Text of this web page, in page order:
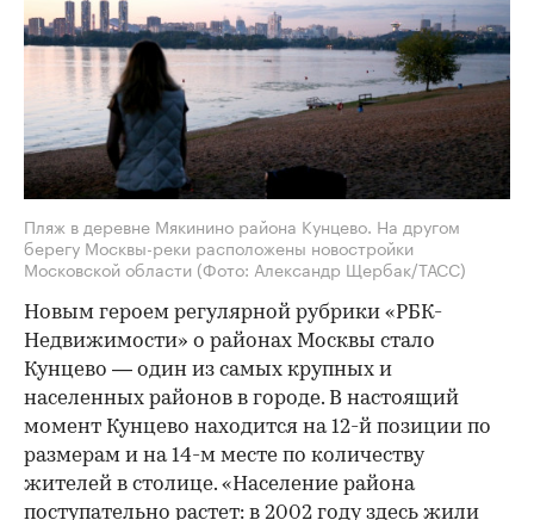
Пляж в деревне Мякинино района Кунцево. На другом
берегу Москвы-реки расположены новостройки
Московской области (Фото: Александр Щербак/ТАСС)
Новым героем регулярной рубрики «РБК-
Недвижимости» о районах Москвы стало
Кунцево — один из самых крупных и
населенных районов в городе. В настоящий
момент Кунцево находится на 12-й позиции по
размерам и на 14-м месте по количеству
жителей в столице. «Население района
поступательно растет: в 2002 году здесь жили